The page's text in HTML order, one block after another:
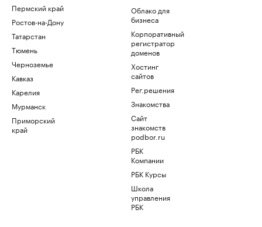
Пермский край
Ростов-на-Дону
Татарстан
Тюмень
Черноземье
Кавказ
Карелия
Мурманск
Приморский
край
Облако для
бизнеса
Корпоративный
регистратор
доменов
Хостинг
сайтов
Рег.решения
Знакомства
Сайт
знакомств
podbor.ru
РБК
Компании
РБК Курсы
Школа
управления
РБК